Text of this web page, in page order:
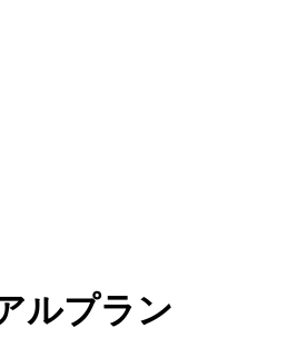
ルプラン